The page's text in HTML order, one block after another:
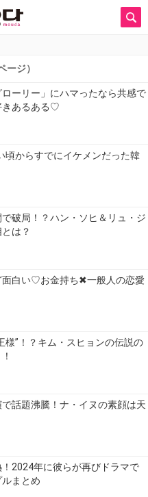
ジ）
ローリー」にハマったなら共感で
きあるある♡
頃からすでにイケメンだった韓
破局！？ハン・ソヒ＆リュ・ジ
は？
面白い♡お金持ち✖一般人の恋愛
様”！？キム・スヒョンの伝説の
話題沸騰！ナ・イヌの素顔は天
2024年に彼らが再びドラマで
まとめ